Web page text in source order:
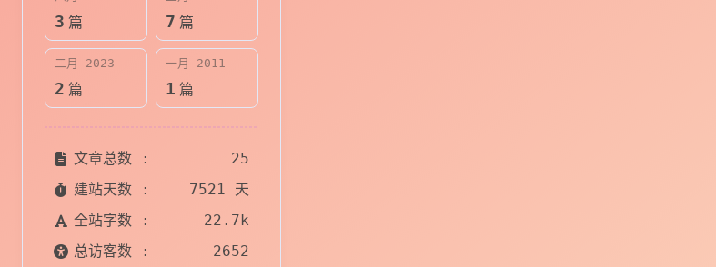
3 篇 7 篇
二月 2023
2 篇
一月 2011
1 篇
文章总数 :
25
建站天数 :
7521 天
全站字数 :
22.7k
总访客数 :
2652